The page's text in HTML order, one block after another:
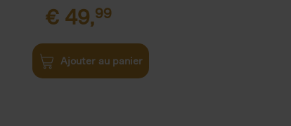
€ 49,99
Ajouter au panier